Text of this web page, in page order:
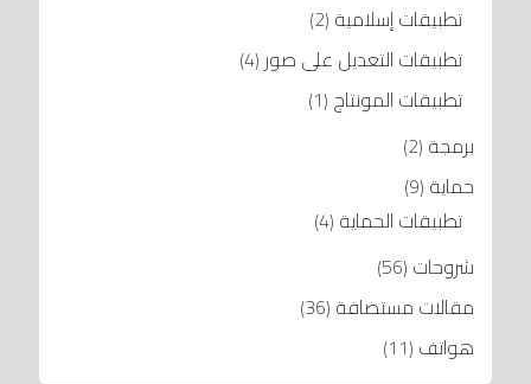
تطبيقات إسلامية (2)
تطبيقات التعديل على صور (4)
تطبيقات المونتاج (1)
برمجة (2)
حماية (9)
تطبيقات الحماية (4)
شروحات (56)
مقالات مستضافة (36)
هواتف (11)